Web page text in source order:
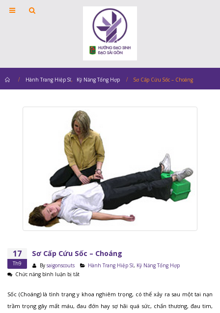
HomeHành Trang Hiệp Sĩ, Kỹ Năng Tổng Hợp Sơ Cấp Cứu Sốc – Choáng
17
Th9
Sơ Cấp Cứu Sốc – Choáng
By saigonscouts Hành Trang Hiệp Sĩ, Kỹ Năng Tổng Hợp
Chức năng bình luận bị tắtở
Cấp
Sốc
Sốc (Choáng) là tình trạng y khoa nghiêm trọng, có thể xảy ra sau một tai nạn
trầm trọng gây mất máu, đau đớn hay sợ hãi quá sức, chấn thương, đau tim,